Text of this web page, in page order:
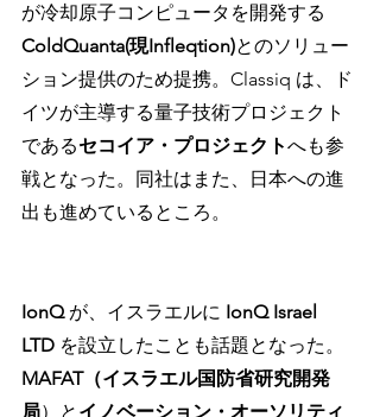
が冷却原子コンピュータを開発する
ColdQuanta(現Infleqtion)とのソリュー
ション提供のため提携。Classiq は、ド
イツが主導する量子技術プロジェクト
であるセコイア・プロジェクトへも参
戦となった。同社はまた、日本への進
出も進めているところ。
IonQ が、イスラエルに IonQ Israel
LTD を設立したことも話題となった。
MAFAT（イスラエル国防省研究開発
局）と イノベーション・オーソリティ